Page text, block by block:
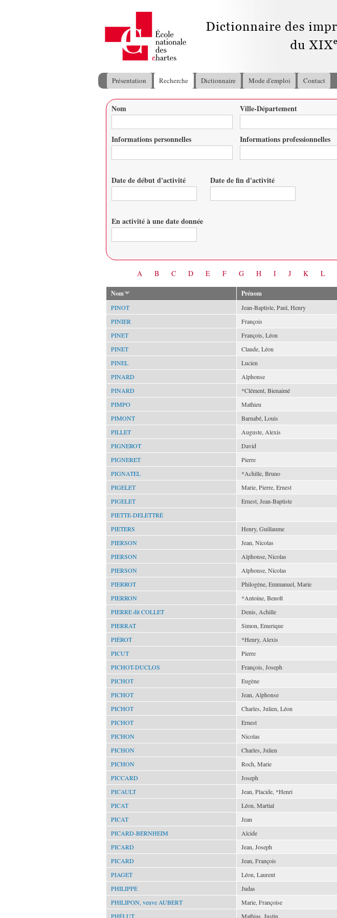
principal
Menu principal
Présentation Recherche Dictionnaire Mode d'emploi Contact
Vous êtes ici
Nom Ville-Département
Informations personnelles Informations professionnelles
Date de début d'activité Date de fin d'activité
En activité à une date donnée
A B C D E F G H I J K L
Nom Prénom
PINOT Jean-Baptiste, Paul, Henry
PINIER
François
PINET
François, Léon
PINET
Claude, Léon
PINEL
Lucien
PINARD
Alphonse
PINARD
*Clément, Bienaimé
PIMPO
Mathieu
PIMONT
Barnabé, Louis
PILLET
Auguste, Alexis
PIGNEROT
David
PIGNERET
Pierre
PIGNATEL
*Achille, Bruno
PIGELET
Marie, Pierre, Ernest
PIGELET
Ernest, Jean-Baptiste
PIETTE-DELETTRÉ
PIETERS
Henry, Guillaume
PIERSON
Jean, Nicolas
PIERSON
Alphonse, Nicolas
PIERSON
Alphonse, Nicolas
PIERROT
Philogène, Emmanuel, Marie
PIERRON
*Antoine, Benoît
PIERRE dit COLLET
Denis, Achille
PIERRAT
Simon, Emerique
PIÉROT
*Henry, Alexis
PICUT
Pierre
PICHOT-DUCLOS
François, Joseph
PICHOT
Eugène
PICHOT
Jean, Alphonse
PICHOT
Charles, Julien, Léon
PICHOT
Ernest
PICHON
Nicolas
PICHON
Charles, Julien
PICHON
Roch, Marie
PICCARD
Joseph
PICAULT
Jean, Placide, *Henri
PICAT
Léon, Martial
PICAT
Jean
PICARD-BERNHEIM
Alcide
PICARD
Jean, Joseph
PICARD
Jean, François
PIAGET
Léon, Laurent
PHILIPPE
Judas
PHILIPON, veuve AUBERT
Marie, Françoise
PHÉLUT
Mathias, Justin